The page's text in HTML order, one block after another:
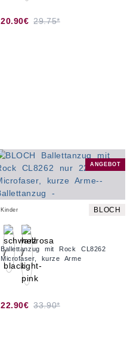
20.90€ 29.75*
ANGEBOT
Kinder BLOCH
Ballettanzug mit Rock CL8262
Microfaser, kurze Arme
22.90€ 33.90*